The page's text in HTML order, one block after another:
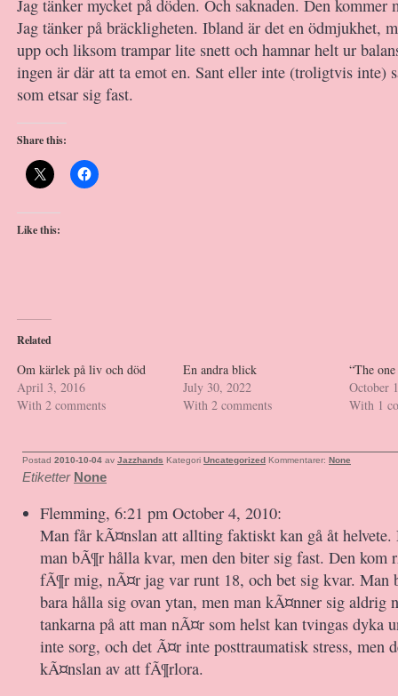
Jag tänker mycket på döden. Och saknaden. Den kommer
Jag tänker på bräckligheten. Ibland är det en ödmjukhet,
upp och liksom trampar lite snett och hamnar helt ur
ingen är där att ta emot en. Sant eller inte (troligtvis inte)
som etsar sig fast.
Share this:
Like this:
Related
Om kärlek på liv och död
April 3, 2016
With 2 comments
En andra blick
July 30, 2022
With 2 comments
“The
October
With 1
Postad 2010-10-04 av Jazzhands Kategori Uncategorized Kommentarer: None
Etiketter None
Flemming, 6:21 pm October 4, 2010:
Man får kÃ¤nslan att allting faktiskt kan gå åt
man bÃ¶r hålla kvar, men den biter sig fast. Den
fÃ¶r mig, nÃ¤r jag var runt 18, och bet sig kvar. Man
bara hålla sig ovan ytan, men man kÃ¤nner sig aldrig
tankarna på att man nÃ¤r som helst kan tvingas dyka
inte sorg, och det Ã¤r inte posttraumatisk stress, men
kÃ¤nslan av att fÃ¶rlora.